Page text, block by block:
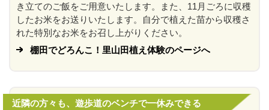
き立てのご飯をご用意いたします。また、11月ごろに収穫
したお米をお送りいたします。自分で植えた苗から収穫さ
れた特別なお米をお召し上がりください。
棚田でどろんこ！里山田植え体験のページへ
近隣の方々も、遊歩道のベンチで一休みできる